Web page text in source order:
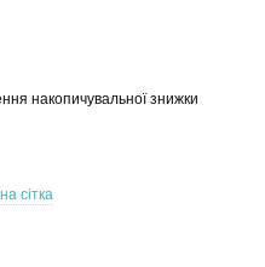
накопичувальної знижки
сітка